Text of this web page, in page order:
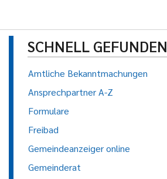
SCHNELL GEFUNDEN
Amtliche Bekanntmachungen
Ansprechpartner A-Z
Formulare
Freibad
Gemeindeanzeiger online
Gemeinderat